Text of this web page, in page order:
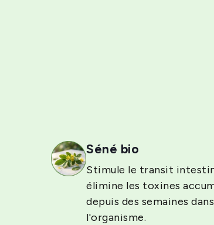
Séné bio
Stimule le transit
élimine les toxines
depuis des semaines dans
l'organisme.